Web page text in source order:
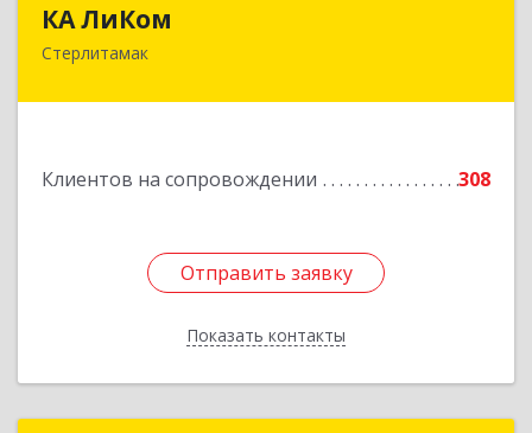
КА ЛиКом
Стерлитамак
Клиентов на сопровождении 308
Отправить заявку
Показать контакты
453115, Башкортостан Респ, г.о. город
Подробнее
Отправить заявку
Назад